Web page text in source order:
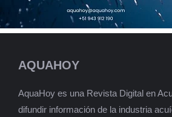
AQUAHOY
AquaHoy es una Revista Digital en
difundir información de la industria